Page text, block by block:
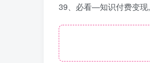
39、必看—知识付费变现,